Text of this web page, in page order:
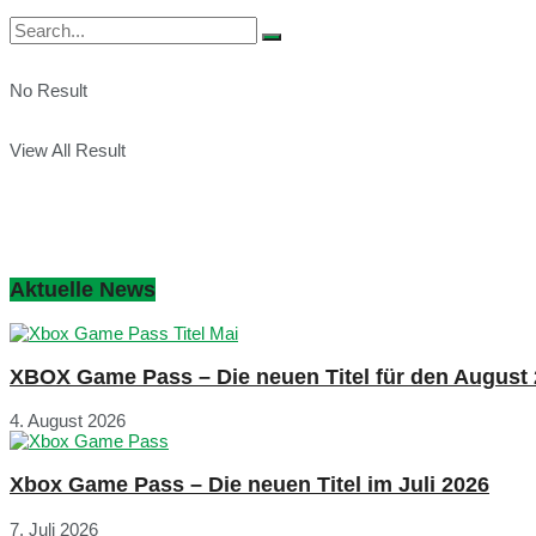
No Result
View All Result
Aktuelle News
XBOX Game Pass – Die neuen Titel für den August
4. August 2026
Xbox Game Pass – Die neuen Titel im Juli 2026
7. Juli 2026